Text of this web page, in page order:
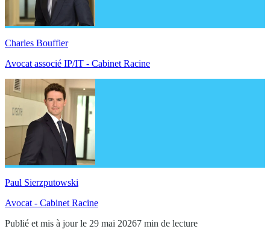
Charles Bouffier
Avocat associé IP/IT - Cabinet Racine
Paul Sierzputowski
Avocat - Cabinet Racine
Publié et mis à jour le 29 mai 20267 min de lecture